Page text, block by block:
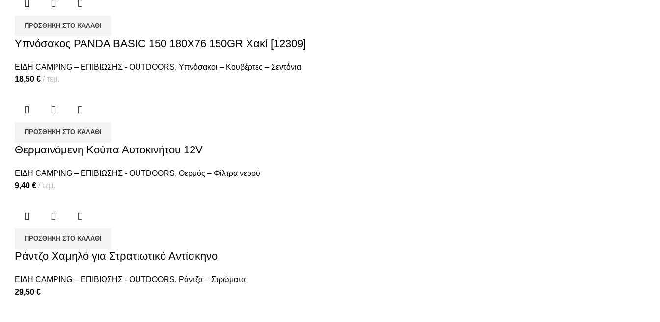
ΠΡΟΣΘΉΚΗ ΣΤΟ ΚΑΛΆΘΙ
Υπνόσακος PANDA BASIC 150 180X76 150GR Χακί [12309]
ΕΙΔΗ CAMPING – ΕΠΙΒΙΩΣΗΣ - OUTDOORS, Υπνόσακοι – Κουβέρτες – Σεντόνια
18,50 € τεμ.
ΠΡΟΣΘΉΚΗ ΣΤΟ ΚΑΛΆΘΙ
Θερμαινόμενη Κούπα Αυτοκινήτου 12V
ΕΙΔΗ CAMPING – ΕΠΙΒΙΩΣΗΣ - OUTDOORS, Θερμός – Φίλτρα νερού
9,40 € τεμ.
ΠΡΟΣΘΉΚΗ ΣΤΟ ΚΑΛΆΘΙ
Ράντζο Χαμηλό για Στρατιωτικό Αντίσκηνο
ΕΙΔΗ CAMPING – ΕΠΙΒΙΩΣΗΣ - OUTDOORS, Ράντζα – Στρώματα
29,50 €